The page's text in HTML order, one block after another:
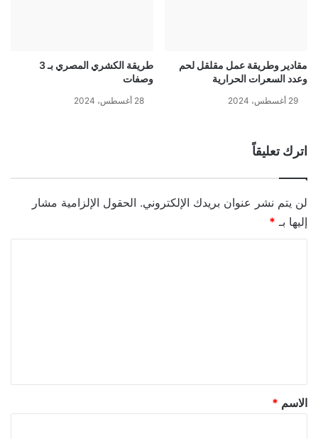
مقادير وطريقة عمل مقلقل لحم
وعدد السعرات الحرارية
29 أغسطس، 2024
طريقة الكشري المصري بـ 3
وصفات
28 أغسطس، 2024
اترك تعليقاً
لن يتم نشر عنوان بريدك الإلكتروني. الحقول الإلزامية مشار
إليها بـ *
*
الاسم *